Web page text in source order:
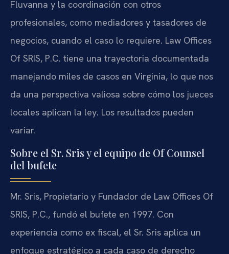
Fluvanna y la coordinación con otros
profesionales, como mediadores y tasadores de
negocios, cuando el caso lo requiere. Law Offices
Of SRIS, P.C. tiene una trayectoria documentada
manejando miles de casos en Virginia, lo que nos
da una perspectiva valiosa sobre cómo los jueces
locales aplican la ley. Los resultados pueden
variar.
Sobre el Sr. Sris y el equipo de Of Counsel
del bufete
Mr. Sris, Propietario y Fundador de Law Offices Of
SRIS, P.C., fundó el bufete en 1997. Con
experiencia como ex fiscal, el Sr. Sris aplica un
enfoque estratégico a cada caso de derecho